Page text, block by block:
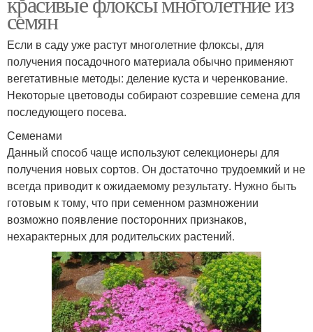
семян
Если в саду уже растут многолетние флоксы, для
получения посадочного материала обычно применяют
вегетативные методы: деление куста и черенкование.
Некоторые цветоводы собирают созревшие семена для
последующего посева.
Семенами
Данный способ чаще используют селекционеры для
получения новых сортов. Он достаточно трудоемкий и не
всегда приводит к ожидаемому результату. Нужно быть
готовым к тому, что при семенном размножении
возможно появление посторонних признаков,
нехарактерных для родительских растений.